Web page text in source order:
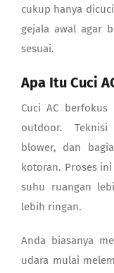
cukup hanya
gejala awal agar
sesuai.
Apa Itu Cuci
Cuci AC
outdoor.
blower, dan
kotoran. Proses
suhu ruangan
lebih ringan.
Anda biasanya
udara mulai